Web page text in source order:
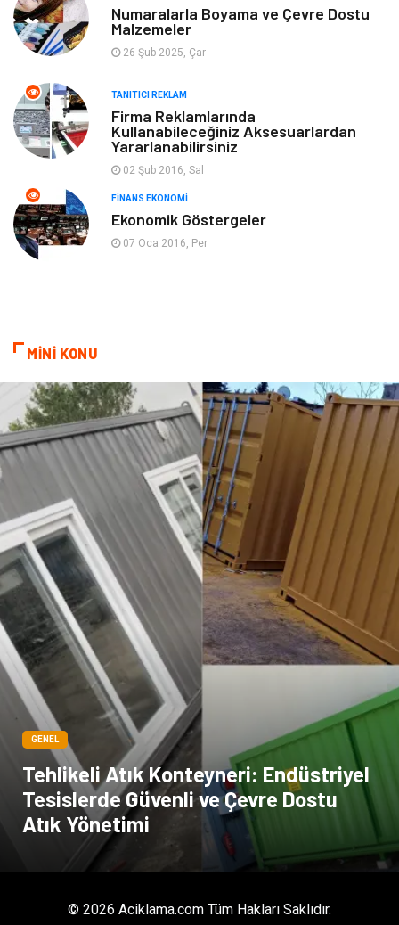
Gayrimenkul Güzellik & Bakım
Anne Çocuk
Nakliye
Cam Mobilya
Spor Malzemeleri
Sigorta
Numaralarla Boyama ve Çevre Dostu
Malzemeler
26 Şub 2025, Çar
TANITICI REKLAM
Firma Reklamlarında
Kullanabileceğiniz Aksesuarlardan
Yararlanabilirsiniz
02 Şub 2016, Sal
FINANS EKONOMI
Ekonomik Göstergeler
07 Oca 2016, Per
MİNİ KONU
GENEL
Tehlikeli Atık Konteyneri: Endüstriyel
Tesislerde Güvenli ve Çevre Dostu
Atık Yönetimi
© 2026 Aciklama.com Tüm Hakları Saklıdır.